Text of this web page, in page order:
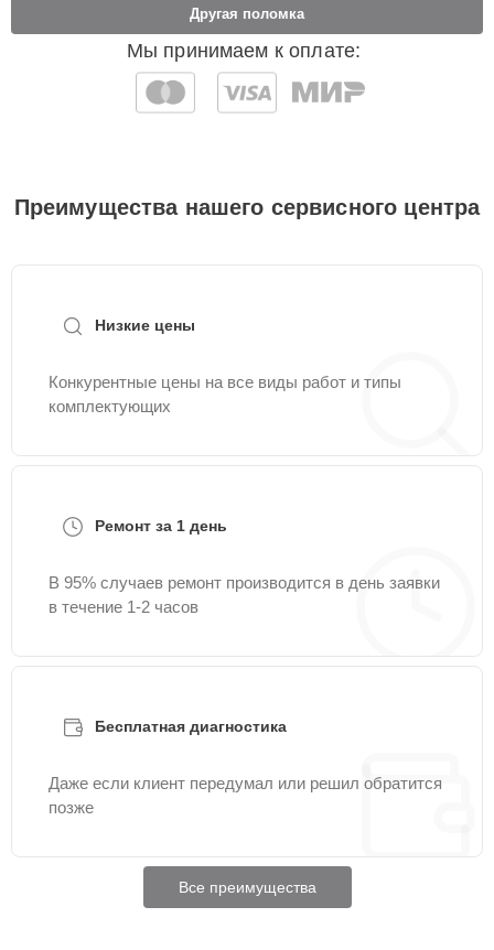
Мы принимаем к оплате:
Другая поломка
Преимущества нашего сервисного центра
Низкие цены
Конкурентные цены на все виды работ и типы
комплектующих
Ремонт за 1 день
В 95% случаев ремонт производится в день заявки
в течение 1-2 часов
Бесплатная диагностика
Даже если клиент передумал или решил обратится
позже
Все преимущества